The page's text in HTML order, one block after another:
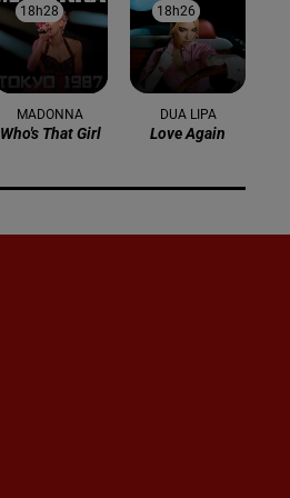
18h28
18h28
MADONNA
Who's That Girl
18h26
18h26
DUA LIPA
Love Again